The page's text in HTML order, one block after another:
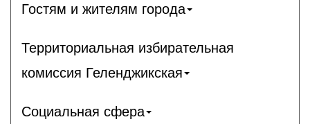
Гостям и жителям города
Территориальная избирательная
комиссия Геленджикcкая
Социальная сфера